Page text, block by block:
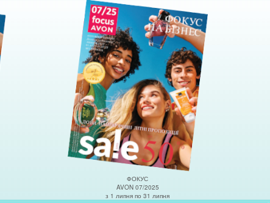
ФОКУС
AVON 07/2025
з 1 липня по 31 липня